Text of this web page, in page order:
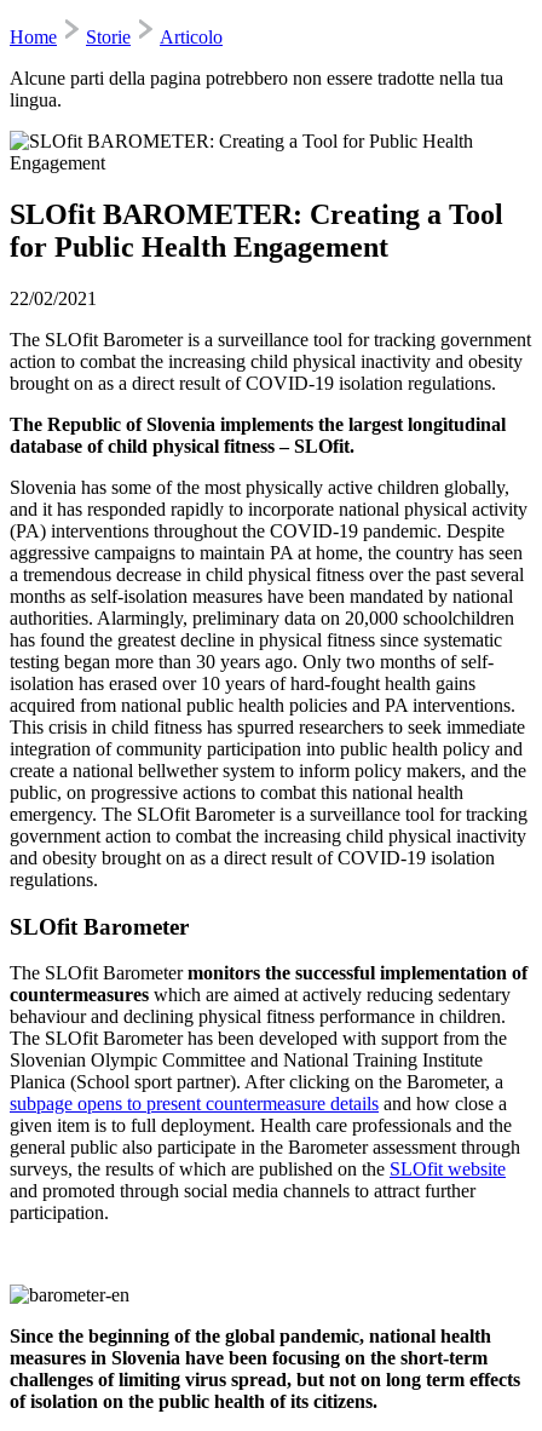
Home Storie
Articolo
Alcune parti della pagina potrebbero non essere tradotte nella tua
lingua.
SLOfit BAROMETER: Creating a Tool
for Public Health Engagement
22/02/2021
The SLOfit Barometer is a surveillance tool for tracking government
action to combat the increasing child physical inactivity and obesity
brought on as a direct result of COVID-19 isolation regulations.
The Republic of Slovenia implements the largest longitudinal
database of child physical fitness – SLOfit.
Slovenia has some of the most physically active children globally,
and it has responded rapidly to incorporate national physical activity
(PA) interventions throughout the COVID-19 pandemic. Despite
aggressive campaigns to maintain PA at home, the country has seen
a tremendous decrease in child physical fitness over the past several
months as self-isolation measures have been mandated by national
authorities. Alarmingly, preliminary data on 20,000 schoolchildren
has found the greatest decline in physical fitness since systematic
testing began more than 30 years ago. Only two months of self-
isolation has erased over 10 years of hard-fought health gains
acquired from national public health policies and PA interventions.
This crisis in child fitness has spurred researchers to seek immediate
integration of community participation into public health policy and
create a national bellwether system to inform policy makers, and the
public, on progressive actions to combat this national health
emergency. The SLOfit Barometer is a surveillance tool for tracking
government action to combat the increasing child physical inactivity
and obesity brought on as a direct result of COVID-19 isolation
regulations.
SLOfit Barometer
The SLOfit Barometermonitors the successful implementation of
countermeasures which are aimed at actively reducing sedentary
behaviour and declining physical fitness performance in children.
The SLOfit Barometer has been developed with support from the
Slovenian Olympic Committee and National Training Institute
Planica (School sport partner). After clicking on the Barometer, a
subpage opens to present countermeasure details and how close a
given item is to full deployment. Health care professionals and the
general public also participate in the Barometer assessment through
surveys, the results of which are published on the SLOfit website
and promoted through social media channels to attract further
participation.
Since the beginning of the global pandemic, national health
measures in Slovenia have been focusing on the short-term
challenges of limiting virus spread, but not on long term effects
of isolation on the public health of its citizens.